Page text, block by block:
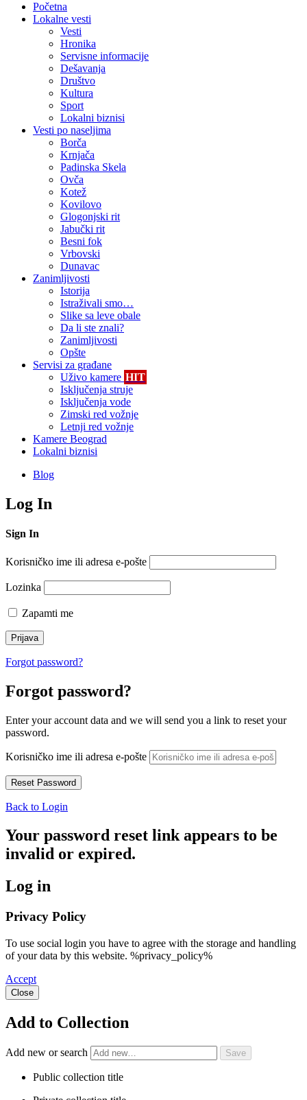
Početna
Lokalne vesti
Vesti
Hronika
Servisne informacije
Dešavanja
Društvo
Kultura
Sport
Lokalni biznisi
Vesti po naseljima
Borča
Krnjača
Padinska Skela
Ovča
Kotež
Kovilovo
Glogonjski rit
Jabučki rit
Besni fok
Vrbovski
Dunavac
Zanimljivosti
Istorija
Istraživali smo…
Slike sa leve obale
Da li ste znali?
Zanimljivosti
Opšte
Servisi za građane
Uživo kamere HIT
Isključenja struje
Isključenja vode
Zimski red vožnje
Letnji red vožnje
Kamere Beograd
Lokalni biznisi
Blog
Log In
Sign In
Korisničko ime ili adresa e-pošte
Lozinka
Zapamti me
Forgot password?
Forgot password?
Enter your account data and we will send you a link to reset your
password.
Korisničko ime ili adresa e-pošte
Back to Login
Your password reset link appears to be
invalid or expired.
Log in
Privacy Policy
To use social login you have to agree with the storage and handling
of your data by this website. %privacy_policy%
Accept
Close
Add to Collection
Add new or search
Public collection title